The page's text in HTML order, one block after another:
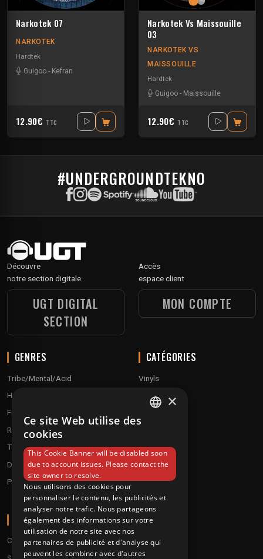
Narkotek 07
NARKOTEK
Hardtek
Guigoo - Kefran
12.90€ TTC
Narkotek Vs Maissouille
03
NARKOTEK VS
MAISSOUILLE
Hardtek
Guigoo - Maissouille
12.90€ TTC
#UNDERGROUNDTEKNO
Découvre
notre section digitale
UGT DIGITAL
SECTION
Accès
espace client
MON COMPTE
GENRES
Tribe/Mental/Acid
Hardtek / Hardfloor
Frenchcore/Hardcore
Raggatek/ Jungletek
Techno / Hard Techno / Electro
Drum'n'Bass/Raggajungle
Pre order
CATÉGORIES
Vinyls
Cd's
A PROPOS
Conditions
×
Ce site Web utilise des
cookies
This Cookie Banner will be disabled soon
due to account issues. Please contact the
site owner to resolve.
Nous utilisons des cookies pour
personnaliser le contenu, les publicités et
analyser notre trafic. Nous partageons
également des informations sur votre
utilisation de notre site avec nos
partenaires de publicité et d'analyse qui
peuvent les combiner avec d'autres